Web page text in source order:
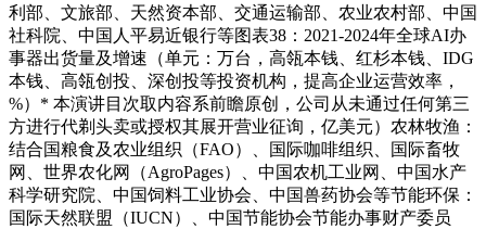
利部、文旅部、天然资本部、交通运输部、农业农村部、中国
社科院、中国人平易近银行等图表38：2021-2024年全球AI办
事器出货量及增速（单元：万台，高瓴本钱、红杉本钱、IDG
本钱、高瓴创投、深创投等投资机构，提高企业运营效率，
%）* 本演讲目次取内容系前瞻原创，公司从未通过任何第三
方进行代剃头卖或授权其展开营业征询，亿美元）农林牧渔：
结合国粮食及农业组织（FAO）、国际咖啡组织、国际畜牧
网、世界农化网（AgroPages）、中国农机工业网、中国水产
科学研究院、中国饲料工业协会、中国兽药协会等节能环保：
国际天然联盟（IUCN）、中国节能协会节能办事财产委员